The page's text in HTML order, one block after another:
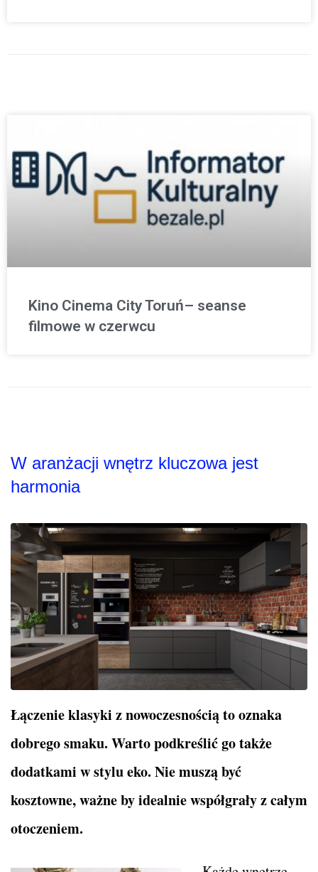
Kino Cinema City Toruń– seanse
filmowe w czerwcu
W aranżacji wnętrz kluczowa jest
harmonia
Łączenie klasyki z nowoczesnością to oznaka
dobrego smaku. Warto podkreślić go także
dodatkami w stylu eko. Nie muszą być
kosztowne, ważne by idealnie współgrały z całym
otoczeniem.